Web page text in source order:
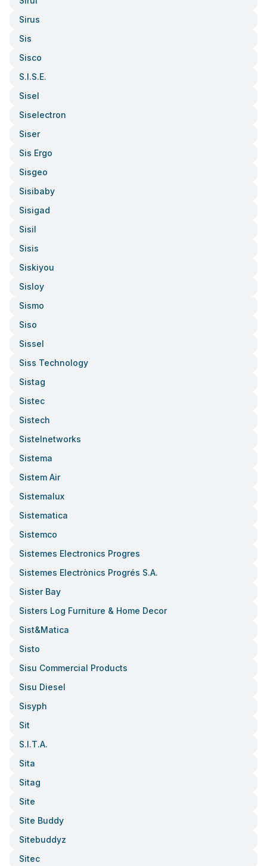
Sirus
Sis
Sisco
S.i.s.e.
Sisel
Siselectron
Siser
Sis Ergo
Sisgeo
Sisibaby
Sisigad
Sisil
Sisis
Siskiyou
Sisloy
Sismo
Siso
Sissel
Siss Technology
Sistag
Sistec
Sistech
Sistelnetworks
Sistema
Sistem Air
Sistemalux
Sistematica
Sistemco
Sistemes Electronics Progres
Sistemes Electrònics Progrés S.a.
Sister Bay
Sisters Log Furniture & Home Decor
Sist&matica
Sisto
Sisu Commercial Products
Sisu Diesel
Sisyph
Sit
S.i.t.a.
Sita
Sitag
Site
Site Buddy
Sitebuddyz
Sitec